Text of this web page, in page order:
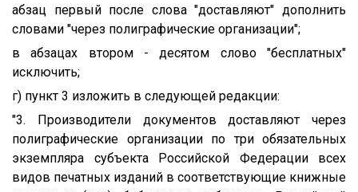
абзац первый после слова "доставляют" дополнить
словами "через полиграфические организации";
в абзацах втором - десятом слово "бесплатных"
исключить;
г) пункт 3 изложить в следующей редакции:
"3. Производители документов доставляют через
полиграфические организации по три обязательных
экземпляра субъекта Российской Федерации всех
видов печатных изданий в соответствующие книжные